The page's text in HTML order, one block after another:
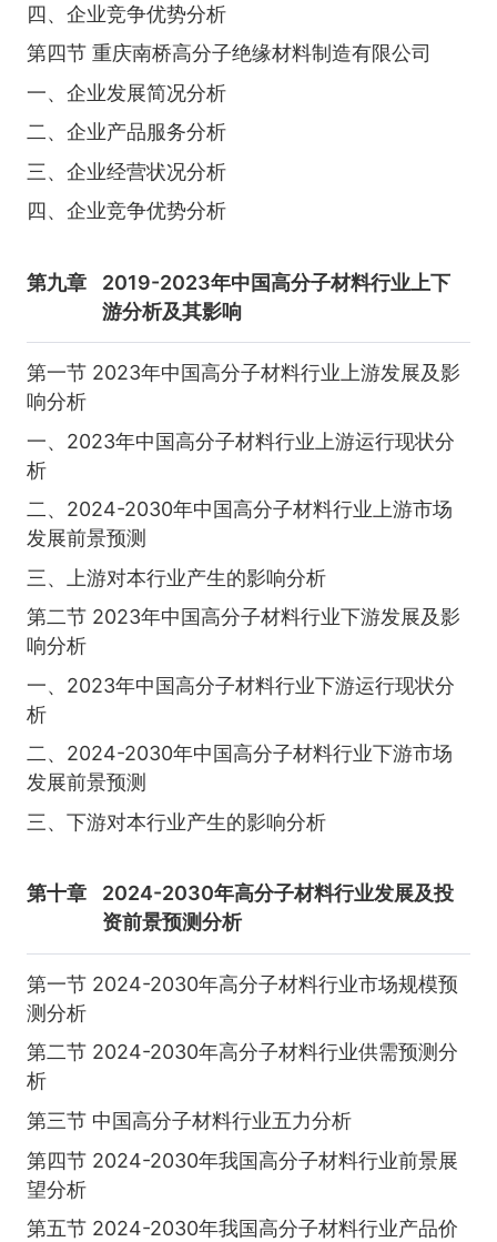
四、企业竞争优势分析
第四节 重庆南桥高分子绝缘材料制造有限公司
一、企业发展简况分析
二、企业产品服务分析
三、企业经营状况分析
四、企业竞争优势分析
第九章
2019-2023年中国高分子材料行业上下
游分析及其影响
第一节 2023年中国高分子材料行业上游发展及影
响分析
一、2023年中国高分子材料行业上游运行现状分
析
二、2024-2030年中国高分子材料行业上游市场
发展前景预测
三、上游对本行业产生的影响分析
第二节 2023年中国高分子材料行业下游发展及影
响分析
一、2023年中国高分子材料行业下游运行现状分
析
二、2024-2030年中国高分子材料行业下游市场
发展前景预测
三、下游对本行业产生的影响分析
第十章
2024-2030年高分子材料行业发展及投
资前景预测分析
第一节 2024-2030年高分子材料行业市场规模预
测分析
第二节 2024-2030年高分子材料行业供需预测分
析
第三节 中国高分子材料行业五力分析
第四节 2024-2030年我国高分子材料行业前景展
望分析
第五节 2024-2030年我国高分子材料行业产品价